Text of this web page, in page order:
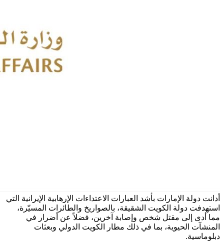
أدانت دولة الإمارات بأشد العبارات الاعتداءات الإرهابية الإيرانية التي
استهدفت دولة الكويت الشقيقة، بالصواريخ والطائرات المسيّرة،
مما أدى إلى مقتل شخص وإصابة آخرين، فضلاً عن أضرار في
المنشآت الحيوية، بما في ذلك مطار الكويت الدولي وبعثات
دبلوماسية.